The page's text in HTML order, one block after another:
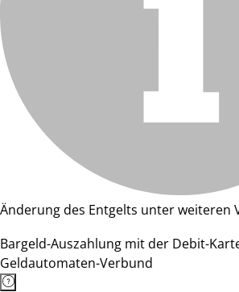
Änderung des Entgelts unter weiteren
Bargeld-Auszahlung mit der Debit-
Geldautomaten-Verbund